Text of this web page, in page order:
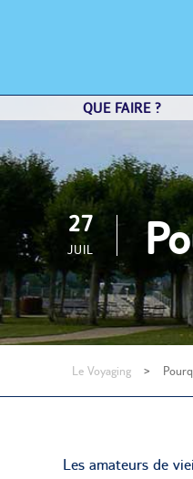
QUE FAIRE ?
27
JUIL
Le Voyaging >
Les amateurs de